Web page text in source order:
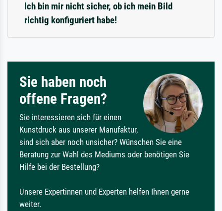
Ich bin mir nicht sicher, ob ich mein Bild
richtig konfiguriert habe!
Sie haben noch
offene Fragen?
Sie interessieren sich für einen
Kunstdruck aus unserer Manufaktur,
sind sich aber noch unsicher? Wünschen Sie eine
Beratung zur Wahl des Mediums oder benötigen Sie
Hilfe bei der Bestellung?
Unsere Expertinnen und Experten helfen Ihnen gerne
weiter.